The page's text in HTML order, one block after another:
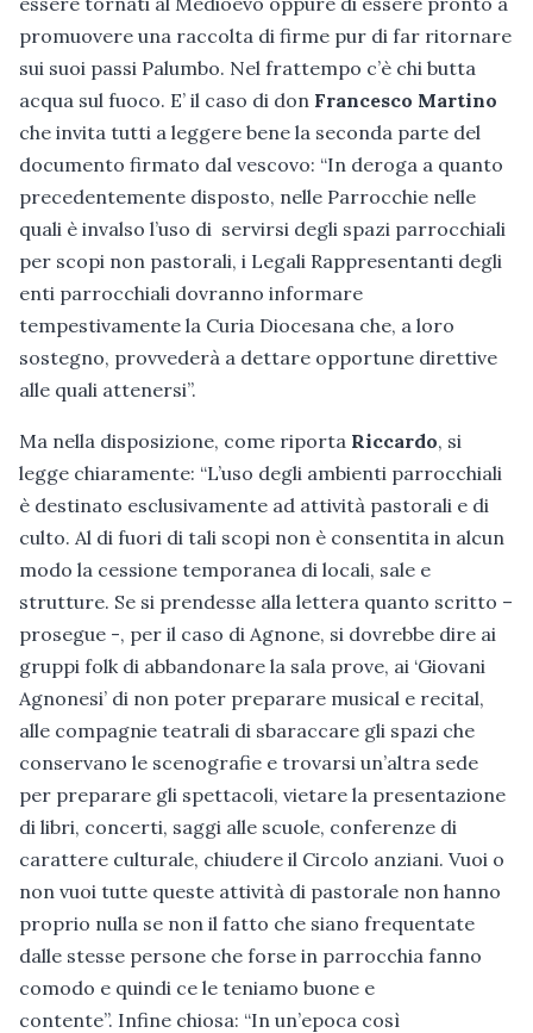
promuovere una raccolta di firme pur di far ritornare
sui suoi passi Palumbo. Nel frattempo c’è chi butta
acqua sul fuoco. E’ il caso di don Francesco Martino
che invita tutti a leggere bene la seconda parte del
documento firmato dal vescovo: “In deroga a quanto
precedentemente disposto, nelle Parrocchie nelle
quali è invalso l’uso di servirsi degli spazi parrocchiali
per scopi non pastorali, i Legali Rappresentanti degli
enti parrocchiali dovranno informare
tempestivamente la Curia Diocesana che, a loro
sostegno, provvederà a dettare opportune direttive
alle quali attenersi”.
Ma nella disposizione, come riporta Riccardo, si
legge chiaramente: “L’uso degli ambienti parrocchiali
è destinato esclusivamente ad attività pastorali e di
culto. Al di fuori di tali scopi non è consentita in alcun
modo la cessione temporanea di locali, sale e
strutture. Se si prendesse alla lettera quanto scritto –
prosegue -, per il caso di Agnone, si dovrebbe dire ai
gruppi folk di abbandonare la sala prove, ai ‘Giovani
Agnonesi’ di non poter preparare musical e recital,
alle compagnie teatrali di sbaraccare gli spazi che
conservano le scenografie e trovarsi un’altra sede
per preparare gli spettacoli, vietare la presentazione
di libri, concerti, saggi alle scuole, conferenze di
carattere culturale, chiudere il Circolo anziani. Vuoi o
non vuoi tutte queste attività di pastorale non hanno
proprio nulla se non il fatto che siano frequentate
dalle stesse persone che forse in parrocchia fanno
comodo e quindi ce le teniamo buone e
contente”. Infine chiosa: “In un’epoca così